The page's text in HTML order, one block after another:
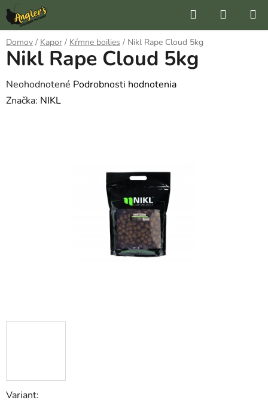
Prejsť
na
obsah
Hľadať
KOŠÍK
Domov / Kapor / Kŕmne boilies / Nikl Rape Cloud 5kg
Variant:
Nikl Rape Cloud 5kg
Priemerné
hodnotenie
Neohodnotené Podrobnosti hodnotenia
Značka: NIKL